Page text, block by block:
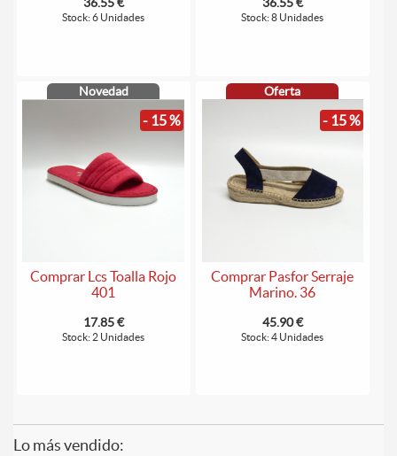
36.55 €
Stock: 6 Unidades
36.55 €
Stock: 8 Unidades
Novedad
- 15 %
Comprar Lcs Toalla Rojo
401
17.85 €
Stock: 2 Unidades
Oferta
- 15 %
Comprar Pasfor Serraje
Marino. 36
45.90 €
Stock: 4 Unidades
Lo más vendido: